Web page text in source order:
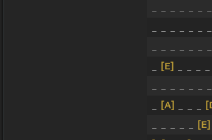
[E]
[A]
[E]